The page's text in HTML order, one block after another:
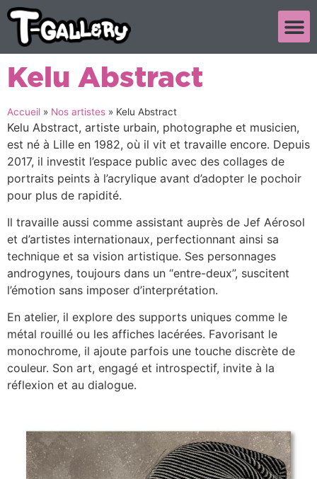
Kelu Abstract
Accueil » Nos artistes » Kelu Abstract
Kelu Abstract, artiste urbain, photographe et musicien,
est né à Lille en 1982, où il vit et travaille encore. Depuis
2017, il investit l’espace public avec des collages de
portraits peints à l’acrylique avant d’adopter le pochoir
pour plus de rapidité.
Il travaille aussi comme assistant auprès de Jef Aérosol
et d’artistes internationaux, perfectionnant ainsi sa
technique et sa vision artistique. Ses personnages
androgynes, toujours dans un “entre-deux”, suscitent
l’émotion sans imposer d’interprétation.
En atelier, il explore des supports uniques comme le
métal rouillé ou les affiches lacérées. Favorisant le
monochrome, il ajoute parfois une touche discrète de
couleur. Son art, engagé et introspectif, invite à la
réflexion et au dialogue.